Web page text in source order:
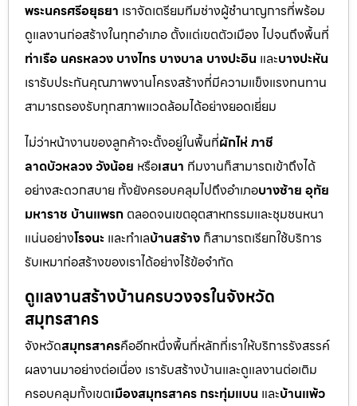
พระนครศรีอยุธยา เราจัดเตรียมทีมช่างผู้ชำนาญการที่พร้อม
ดูแลงานก่อสร้างในทุกอำเภอ ตั้งแต่เขตตัวเมือง ไปจนถึงพื้นที่
ท่าเรือ นครหลวง บางไทร บางบาล บางปะอิน และบางปะหัน
เรารับประกันคุณภาพงานโครงสร้างที่มีความแข็งแรงทนทาน
สามารถรองรับทุกสภาพแวดล้อมได้อย่างยอดเยี่ยม
ไม่ว่าหน้างานของลูกค้าจะตั้งอยู่ในพื้นที่ผักไห่ ภาชี
ลาดบัวหลวง วังน้อย หรือเสนา ทีมงานก็สามารถเข้าถึงได้
อย่างสะดวกสบาย ทั้งยังครอบคลุมไปถึงอำเภอบางซ้าย อุทัย
มหาราช บ้านแพรก ตลอดจนเขตอุตสาหกรรมและชุมชนหนา
แน่นอย่างโรจนะ และทำเลบ้านสร้าง ก็สามารถเรียกใช้บริการ
รับเหมาก่อสร้างของเราได้อย่างไร้ข้อจำกัด
ดูแลงานสร้างบ้านครบวงจรในจังหวัด
สมุทรสาคร
จังหวัดสมุทรสาครคืออีกหนึ่งพื้นที่หลักที่เราให้บริการรังสรรค์
ผลงานมาอย่างต่อเนื่อง เรารับสร้างบ้านและดูแลงานต่อเติม
ครอบคลุมทั้งเขตเมืองสมุทรสาคร กระทุ่มแบน และบ้านแพ้ว